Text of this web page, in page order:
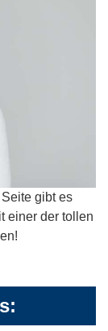
gibt es
einer der tollen